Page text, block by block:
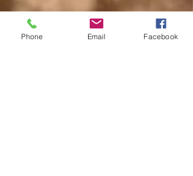
Phone Email Facebook